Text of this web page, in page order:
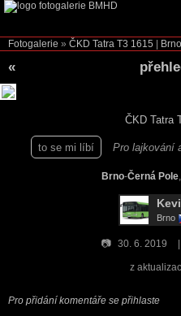
Fotogalerie » ČKD Tatra T3 1615 Brno
«
ČKD Tatra
to se mi líbí Pro lajkování
Brno-Černá Pole
Brno
📷 30. 6. 2019
z
Pro přidání komentáře se přihlaste